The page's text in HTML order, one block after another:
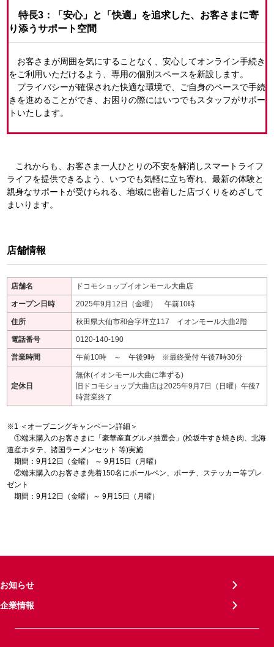
特長3：「安心」と「快適」を追求した、お客さまに寄
り添うサポート空間
お客さまが周囲を気にすることなく、安心してオンライン手続き
をご利用いただけるよう、専用の個別スペースを新設します。
プライバシーが確保された快適な環境で、ご自身のペースで手続
きを進めることができ、お困りの際にはいつでもスタッフがサポー
トいたします。
これからも、お客さま一人ひとりの不安を解消しスマートライフ
ライフを提供できるよう、いつでも気軽に立ち寄れ、最新の体験と
親身なサポートが受けられる、地域に密着した店づくりをめざして
まいります。
店舗情報
店舗名 ドコモショップイオンモール大曲店
オープン日時 2025年9月12日（金曜） 午前10時
住所 秋田県大仙市和合字坪立117 イオンモール大曲2階
電話番号 0120-140-190
営業時間 午前10時 ～ 午後9時 ※最終受付 午後7時30分
定休日
無休(イオンモール大曲に準ずる)
旧ドコモショップ大曲店は2025年9月7日（日曜）午後7
時営業終了
＜オープニングキャンペーン詳細＞
①端末購入のお客さまに「豪華産直グルメ抽選会」(松坂牛すき焼き肉、北海
道産ホタテ、諸国ラーメンセット 等)実施
期間：9月12日（金曜） ～ 9月15日（月曜）
②端末購入のお客さま先着150名にボールペン、ポーチ、ステッカー等プレ
ゼント
期間：9月12日（金曜）～ 9月15日（月曜）
お知らせ
企業情報